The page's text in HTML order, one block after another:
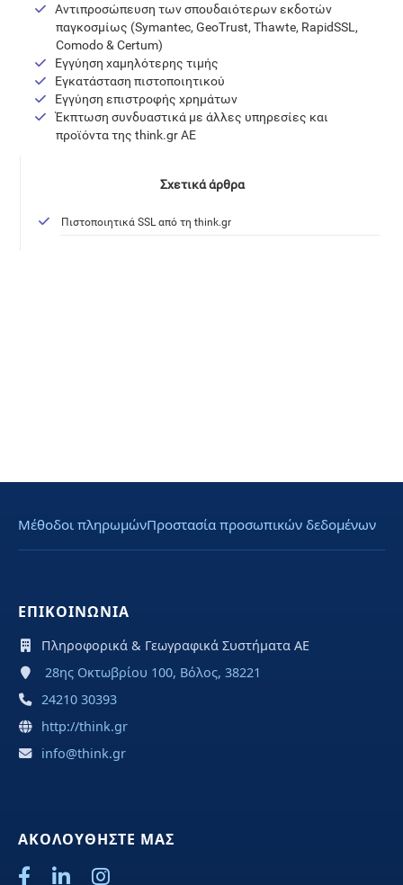
Αντιπροσώπευση των σπουδαιότερων εκδοτών
παγκοσμίως (Symantec, GeoTrust, Thawte, RapidSSL,
Comodo & Certum)
Εγγύηση χαμηλότερης τιμής
Εγκατάσταση πιστοποιητικού
Εγγύηση επιστροφής χρημάτων
Έκπτωση συνδυαστικά με άλλες υπηρεσίες και
προϊόντα της think.gr AE
Σχετικά άρθρα
Πιστοποιητικά SSL από τη think.gr
Μέθοδοι πληρωμώνΠροστασία προσωπικών δεδομένων
ΕΠΙΚΟΙΝΩΝΙΑ
Πληροφορικά & Γεωγραφικά Συστήματα ΑΕ
28ης Οκτωβρίου 100, Βόλος, 38221
24210 30393
http://think.gr
info@think.gr
ΑΚΟΛΟΥΘΗΣΤΕ ΜΑΣ